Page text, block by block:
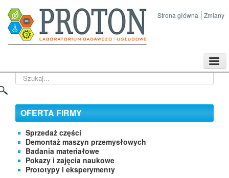
Strona główna Zmiany
Kontakt
Szukaj...
OFERTA FIRMY
Sprzedaż części
Demontaż maszyn przemysłowych
Badania materiałowe
Pokazy i zajęcia naukowe
Prototypy i eksperymenty